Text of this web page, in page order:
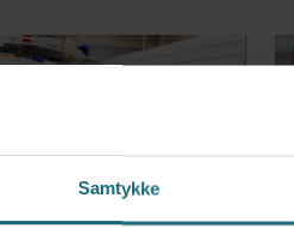
Samtykke